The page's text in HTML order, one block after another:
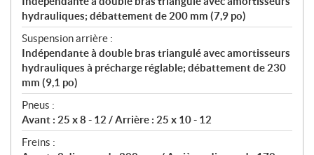
hydrauliques; débattement de 200 mm (7,9 po)
Suspension arrière :
Indépendante à double bras triangulé avec amortisseurs
hydrauliques à précharge réglable; débattement de 230
mm (9,1 po)
Pneus :
Avant : 25 x 8 - 12 / Arrière : 25 x 10 - 12
Freins :